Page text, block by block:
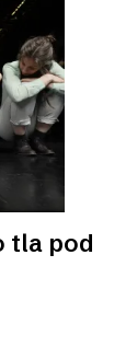
tla pod